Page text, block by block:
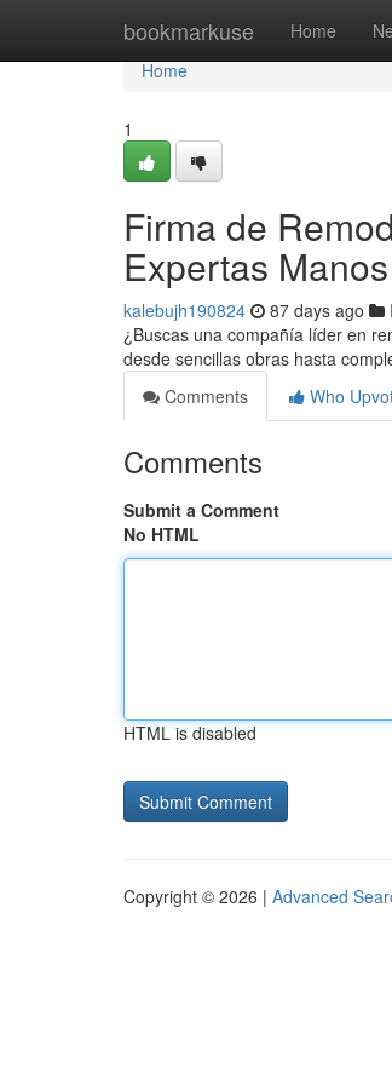
bookmarkuse Home
Home
Home
1
Firma de
Expertas Manos
kalebujh190824 87 days ago
¿Buscas una compañía líder en
desde sencillas obras hasta
Comments
Who
Comments
Submit a Comment
No HTML
HTML is disabled
Copyright © 2026 | Advanced